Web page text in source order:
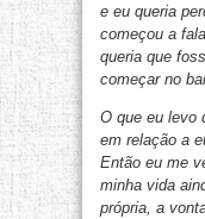
e eu queria
começou a
queria que
começar no
O que eu levo
em relação a
Então eu me
minha vida
própria, a